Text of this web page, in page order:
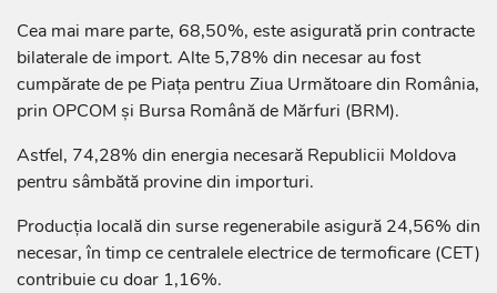
Cea mai mare parte, 68,50%, este asigurată prin contracte
bilaterale de import. Alte 5,78% din necesar au fost
cumpărate de pe Piața pentru Ziua Următoare din România,
prin OPCOM și Bursa Română de Mărfuri (BRM).
Astfel, 74,28% din energia necesară Republicii Moldova
pentru sâmbătă provine din importuri.
Producția locală din surse regenerabile asigură 24,56% din
necesar, în timp ce centralele electrice de termoficare (CET)
contribuie cu doar 1,16%.